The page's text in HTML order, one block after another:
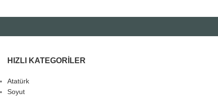
HIZLI KATEGORILER
Atatürk
Soyut